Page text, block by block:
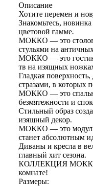
Описание
Хотите перемен и
Знакомьтесь,
цветовой гамме.
МОККО — это
стульями на
МОККО — это
тв на изящных
Гладкая
стразами, в которых
МОККО — это
безмятежности и
Стильный образ
изящный декор.
МОККО — это
станет абсолютным
Диваны и кресла в
главный хит сезона.
КОЛЛЕКЦИЯ МОККО
комнате!
Размеры: